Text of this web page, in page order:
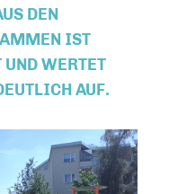
DEN
IST
WERTET
AUF.